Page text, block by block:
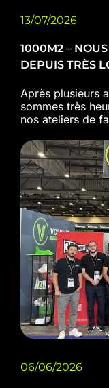
13/07/2026
1000M2 –
DEPUIS TRÈS
Après plusieurs
sommes très
nos ateliers de
06/06/2026